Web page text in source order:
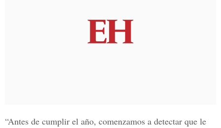
“Antes de cumplir el año, comenzamos a detectar que le